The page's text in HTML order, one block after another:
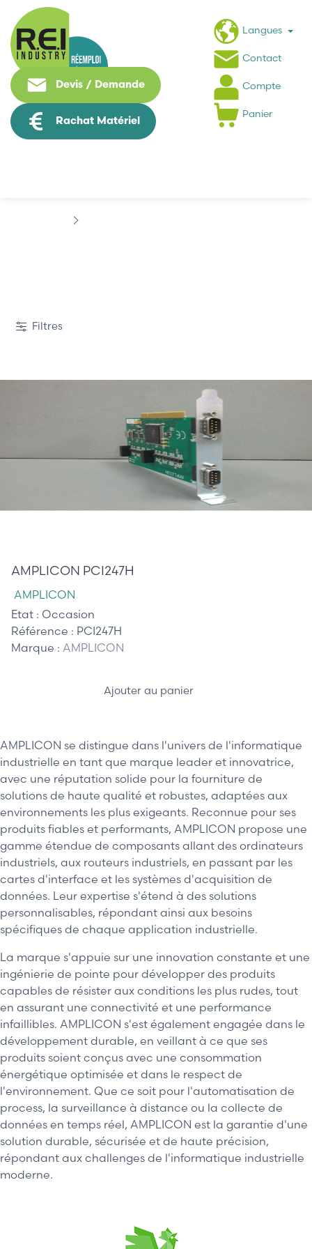
Devis / Demande
Rachat Matériel
Langues
Contact
Compte
Panier
Filtres
AMPLICON se distingue dans l'univers de l'informatique
industrielle en tant que marque leader et innovatrice,
avec une réputation solide pour la fourniture de
solutions de haute qualité et robustes, adaptées aux
environnements les plus exigeants. Reconnue pour ses
produits fiables et performants, AMPLICON propose une
gamme étendue de composants allant des ordinateurs
industriels, aux routeurs industriels, en passant par les
cartes d'interface et les systèmes d'acquisition de
données. Leur expertise s'étend à des solutions
personnalisables, répondant ainsi aux besoins
spécifiques de chaque application industrielle.
La marque s'appuie sur une innovation constante et une
ingénierie de pointe pour développer des produits
capables de résister aux conditions les plus rudes, tout
en assurant une connectivité et une performance
infaillibles. AMPLICON s'est également engagée dans le
développement durable, en veillant à ce que ses
produits soient conçus avec une consommation
énergétique optimisée et dans le respect de
l'environnement. Que ce soit pour l'automatisation de
process, la surveillance à distance ou la collecte de
données en temps réel, AMPLICON est la garantie d'une
solution durable, sécurisée et de haute précision,
répondant aux challenges de l'informatique industrielle
moderne.
AMPLICON PCI247H
AMPLICON
Etat : Occasion
Référence : PCI247H
Marque : AMPLICON
Ajouter au panier